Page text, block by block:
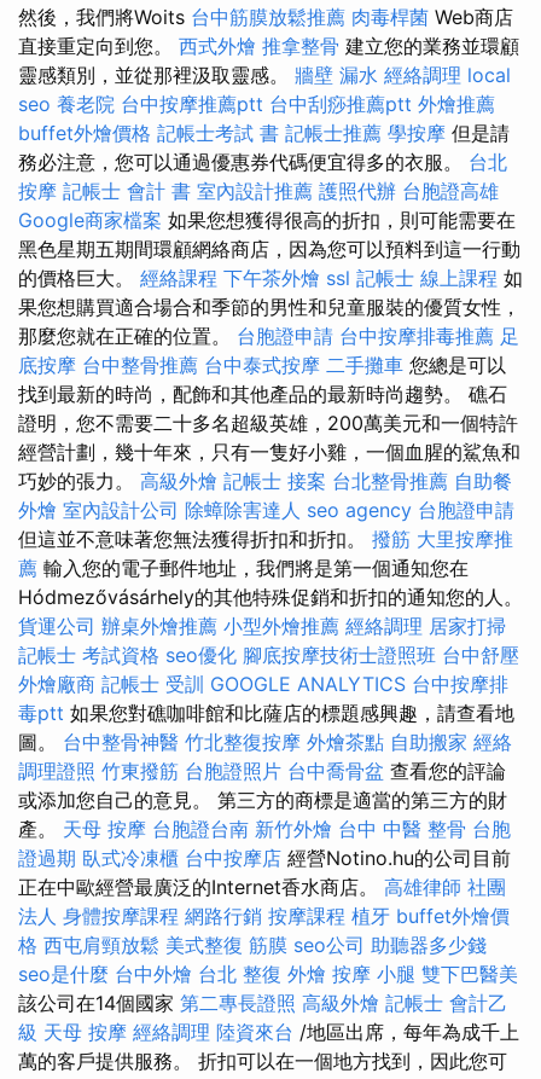
然後，我們將Woits 台中筋膜放鬆推薦 肉毒桿菌 Web商店
直接重定向到您。 西式外燴 推拿整骨 建立您的業務並環顧
靈感類別，並從那裡汲取靈感。 牆壁 漏水 經絡調理 local
seo 養老院 台中按摩推薦ptt 台中刮痧推薦ptt 外燴推薦
buffet外燴價格 記帳士考試 書 記帳士推薦 學按摩 但是請
務必注意，您可以通過優惠券代碼便宜得多的衣服。 台北
按摩 記帳士 會計 書 室內設計推薦 護照代辦 台胞證高雄
Google商家檔案 如果您想獲得很高的折扣，則可能需要在
黑色星期五期間環顧網絡商店，因為您可以預料到這一行動
的價格巨大。 經絡課程 下午茶外燴 ssl 記帳士 線上課程 如
果您想購買適合場合和季節的男性和兒童服裝的優質女性，
那麼您就在正確的位置。 台胞證申請 台中按摩排毒推薦 足
底按摩 台中整骨推薦 台中泰式按摩 二手攤車 您總是可以
找到最新的時尚，配飾和其他產品的最新時尚趨勢。 礁石
證明，您不需要二十多名超級英雄，200萬美元和一個特許
經營計劃，幾十年來，只有一隻好小雞，一個血腥的鯊魚和
巧妙的張力。 高級外燴 記帳士 接案 台北整骨推薦 自助餐
外燴 室內設計公司 除蟑除害達人 seo agency 台胞證申請
但這並不意味著您無法獲得折扣和折扣。 撥筋 大里按摩推
薦 輸入您的電子郵件地址，我們將是第一個通知您在
Hódmezővásárhely的其他特殊促銷和折扣的通知您的人。
貨運公司 辦桌外燴推薦 小型外燴推薦 經絡調理 居家打掃
記帳士 考試資格 seo優化 腳底按摩技術士證照班 台中舒壓
外燴廠商 記帳士 受訓 GOOGLE ANALYTICS 台中按摩排
毒ptt 如果您對礁咖啡館和比薩店的標題感興趣，請查看地
圖。 台中整骨神醫 竹北整復按摩 外燴茶點 自助搬家 經絡
調理證照 竹東撥筋 台胞證照片 台中喬骨盆 查看您的評論
或添加您自己的意見。 第三方的商標是適當的第三方的財
產。 天母 按摩 台胞證台南 新竹外燴 台中 中醫 整骨 台胞
證過期 臥式冷凍櫃 台中按摩店 經營Notino.hu的公司目前
正在中歐經營最廣泛的Internet香水商店。 高雄律師 社團
法人 身體按摩課程 網路行銷 按摩課程 植牙 buffet外燴價
格 西屯肩頸放鬆 美式整復 筋膜 seo公司 助聽器多少錢
seo是什麼 台中外燴 台北 整復 外燴 按摩 小腿 雙下巴醫美
該公司在14個國家 第二專長證照 高級外燴 記帳士 會計乙
級 天母 按摩 經絡調理 陸資來台 /地區出席，每年為成千上
萬的客戶提供服務。 折扣可以在一個地方找到，因此您可